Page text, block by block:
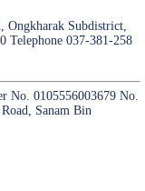
Ongkharak Subdistrict,
Telephone 037-381-258
No. 0105556003679 No.
Sanam Bin